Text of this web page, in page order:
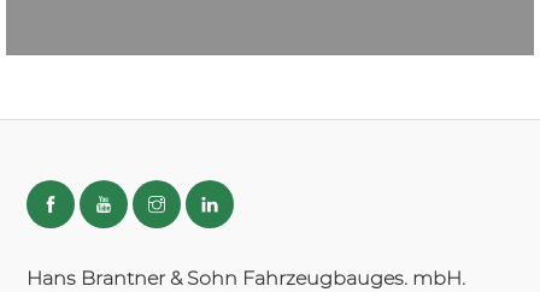
Hans Brantner & Sohn Fahrzeugbauges. mbH.